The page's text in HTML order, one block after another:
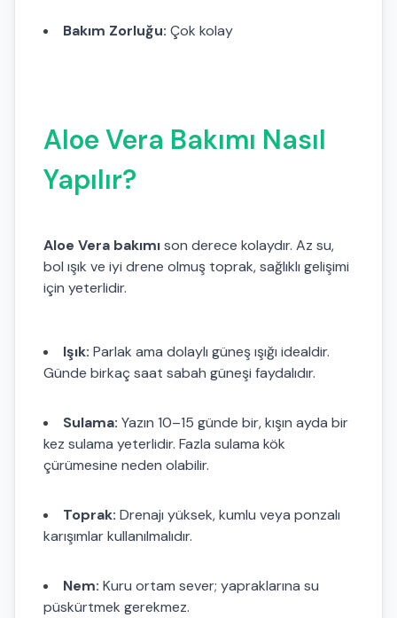
Bakım Zorluğu: Çok kolay
Aloe Vera Bakımı Nasıl
Yapılır?
Aloe Vera bakımıson derece kolaydır. Az su,
bol ışık ve iyi drene olmuş toprak, sağlıklı gelişimi
için yeterlidir.
Işık: Parlak ama dolaylı güneş ışığı idealdir.
Günde birkaç saat sabah güneşi faydalıdır.
Sulama: Yazın 10–15 günde bir, kışın ayda bir
kez sulama yeterlidir. Fazla sulama kök
çürümesine neden olabilir.
Toprak: Drenajı yüksek, kumlu veya ponzalı
karışımlar kullanılmalıdır.
Nem: Kuru ortam sever; yapraklarına su
püskürtmek gerekmez.